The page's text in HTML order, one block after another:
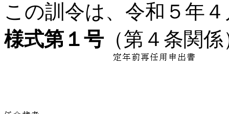
この訓令は、令和５年
様式第１号（第４条関係